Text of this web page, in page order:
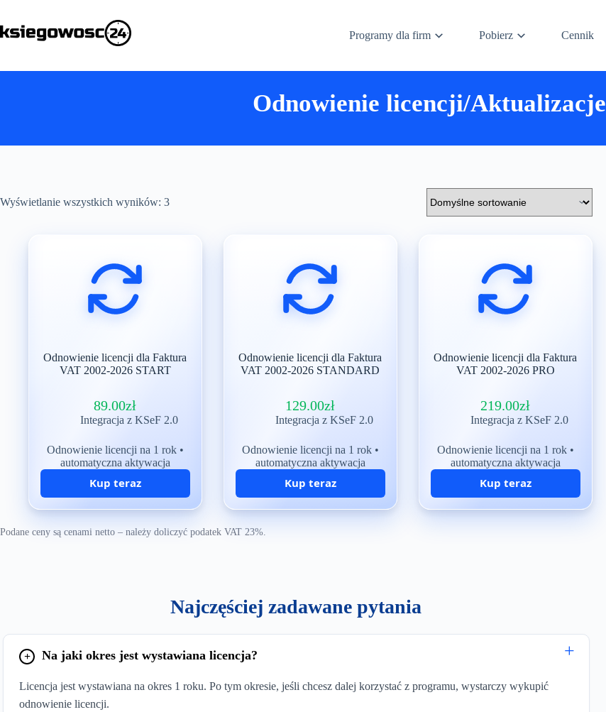
treści
Programy dla firm Pobierz Cennik
Odnowienie licencji/Aktualizacje
Wyświetlanie wszystkich wyników: 3
Odnowienie licencji dla Faktura
VAT 2002-2026 START
89.00zł
Integracja z KSeF 2.0
Odnowienie licencji na 1 rok •
automatyczna aktywacja
Kup teraz
Co otrzymasz?
bezpłatną pomoc techniczną
Jak aktywujesz?
Po wypełnieniu formularza „Kup
aktywuje się
automatycznie
w Twoim
programie — nic nie musisz robić.
Odnowienie licencji dla Faktura
VAT 2002-2026 STANDARD
129.00zł
Integracja z KSeF 2.0
Odnowienie licencji na 1 rok •
automatyczna aktywacja
Kup teraz
bezpłatną pomoc techniczną
aktywuje się
automatycznie
w Twoim
Odnowienie licencji dla Faktura
VAT 2002-2026 PRO
219.00zł
Integracja z KSeF 2.0
Odnowienie licencji na 1 rok •
automatyczna aktywacja
Kup teraz
aktywuje się
automatycznie
w Twoim
Podane ceny są cenami netto – należy doliczyć podatek VAT 23%.
Najczęściej zadawane pytania
Na jaki okres jest wystawiana licencja?
Licencja jest wystawiana na okres 1 roku. Po tym okresie, jeśli chcesz dalej korzystać z programu, wystarczy wykupić
odnowienie licencji.